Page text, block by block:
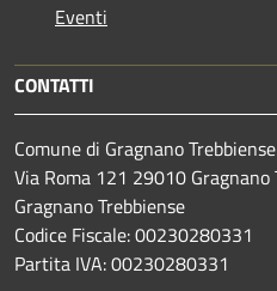
Eventi
CONTATTI
Comune di Gragnano Trebbiense
Via Roma 121 29010
Gragnano Trebbiense
Codice Fiscale: 00230280331
Partita IVA: 00230280331